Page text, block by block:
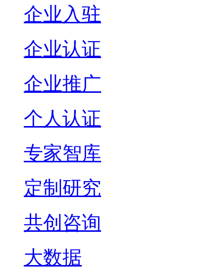
企业入驻
企业认证
企业推广
个人认证
专家智库
定制研究
共创咨询
大数据